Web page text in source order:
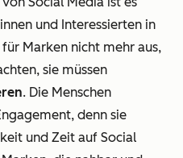
und Interessierten in
Marken nicht mehr aus,
sie müssen
. Die Menschen
denn sie
und Zeit auf Social